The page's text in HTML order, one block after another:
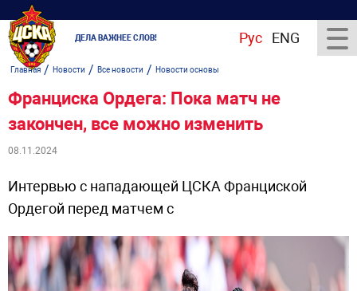
ДЕЛА ВАЖНЕЕ СЛОВ! Рус ENG
Главная/ Новости / Все новости / Новости основы
Франциска Ордега: Пока матч не
закончен, все можно изменить
08.11.2024
Интервью с нападающей ЦСКА Франциской
Ордегой перед матчем с